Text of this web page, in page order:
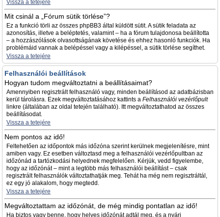
Vissza a tetejére
Mit csinál a „Fórum sütik törlése”?
Ez a funkció törli az összes phpBB3 által küldött sütit. A sütik feladata az
azonosítás, illetve a beléptetés, valamint – ha a fórum tulajdonosa beállította
– a hozzászólások olvasottságának követése és ehhez hasonló funkciók. Ha
problémáid vannak a belépéssel vagy a kilépéssel, a sütik törlése segíthet.
Vissza a tetejére
Felhasználói beállítások
Hogyan tudom megváltoztatni a beállításaimat?
Amennyiben regisztrált felhasználó vagy, minden beállításod az adatbázisban
kerül tárolásra. Ezek megváltoztatásához kattints a Felhasználói vezérlőpult
linkre (általában az oldal tetején található). Itt megváltoztathatod az összes
beállításodat.
Vissza a tetejére
Nem pontos az idő!
Feltehetően az időpontok más időzóna szerint kerülnek megjelenítésre, mint
amiben vagy. Ez esetben változtasd meg a felhasználói vezérlőpultban az
időzónád a tartózkodási helyednek megfelelően. Kérjük, vedd figyelembe,
hogy az időzónát – mint a legtöbb más felhasználói beállítást – csak
regisztrált felhasználók változtathatják meg. Tehát ha még nem regisztráltál,
ez egy jó alakalom, hogy megtedd.
Vissza a tetejére
Megváltoztattam az időzónát, de még mindig pontatlan az idő!
Ha biztos vagy benne, hogy helyes időzónát adtál meg, és a nyári